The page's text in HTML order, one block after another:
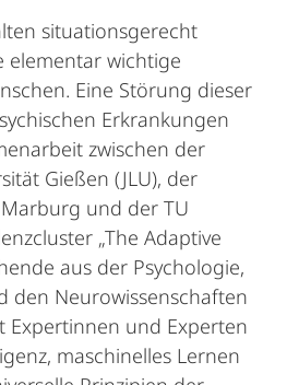
situationsgerecht
elementar wichtige
Eine Störung dieser
Erkrankungen
zwischen der
Gießen (JLU), der
und der TU
„The Adaptive
aus der Psychologie,
den Neurowissenschaften
Expertinnen und Experten
maschinelles Lernen